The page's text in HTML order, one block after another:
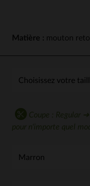
Matière : mouton
Coupe : Regular
pour n'importe quel